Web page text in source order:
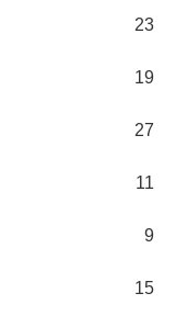
23
19
27
11
9
15